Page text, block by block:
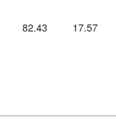
82.43 17.57